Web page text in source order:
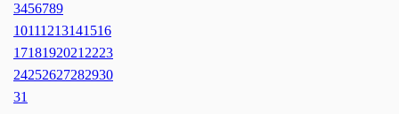
3456789
10111213141516
1718192021 2223
24252627282930
31